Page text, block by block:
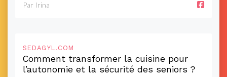
Par Irina
SEDAGYL.COM
Comment transformer la cuisine pour
l’autonomie et la sécurité des seniors ?